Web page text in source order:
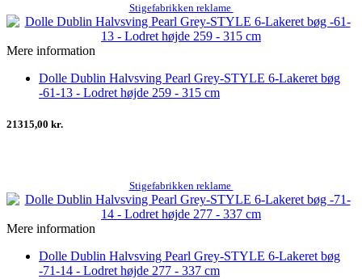
Stigefabrikken reklame
Mere information
Dolle Dublin Halvsving Pearl Grey-STYLE 6-Lakeret bøg
-61-13 - Lodret højde 259 - 315 cm
21315,00 kr.
Stigefabrikken reklame
Mere information
Dolle Dublin Halvsving Pearl Grey-STYLE 6-Lakeret bøg
-71-14 - Lodret højde 277 - 337 cm